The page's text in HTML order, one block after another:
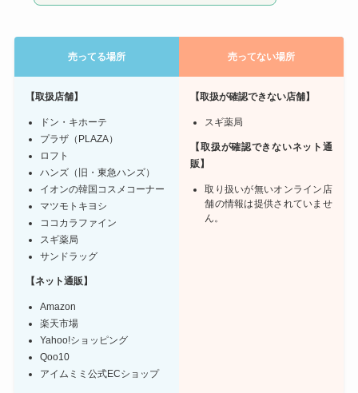
売ってる場所 売ってない場所
【取扱店舗】
ドン・キホーテ
プラザ（PLAZA）
ロフト
ハンズ（旧・東急ハンズ）
イオンの韓国コスメコーナー
マツモトキヨシ
ココカラファイン
スギ薬局
サンドラッグ
【ネット通販】
Amazon
楽天市場
Yahoo!ショッピング
Qoo10
アイムミミ公式ECショップ
【取扱が確認できない店舗】
スギ薬局
【取扱が確認できないネット通
販】
取り扱いが無いオンライン店
舗の情報は提供されていませ
ん。